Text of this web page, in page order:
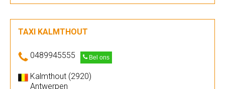
TAXI KALMTHOUT
0489945555 Bel ons
Kalmthout (2920)
Antwerpen